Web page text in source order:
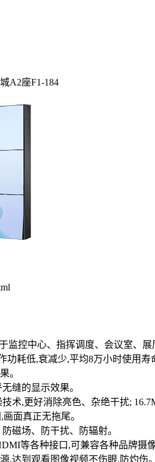
A2座F1-184
监控中心、指挥调度、会议室、
耗低,衰减少,平均8万小时使用
。
缝的显示效果。
术,更好消除亮色、杂绝干扰;
面真正无拖尾。
磁场、防干扰、防辐射。
等各种接口,可兼容各种品牌摄
,达到观看图像视频不伤眼,防灼伤。